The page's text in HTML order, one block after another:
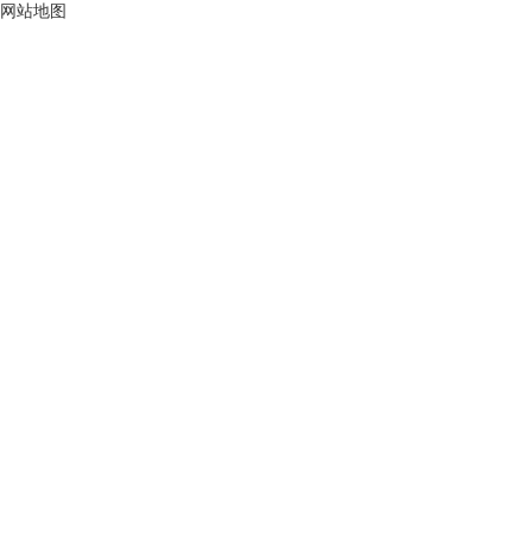
网站地图